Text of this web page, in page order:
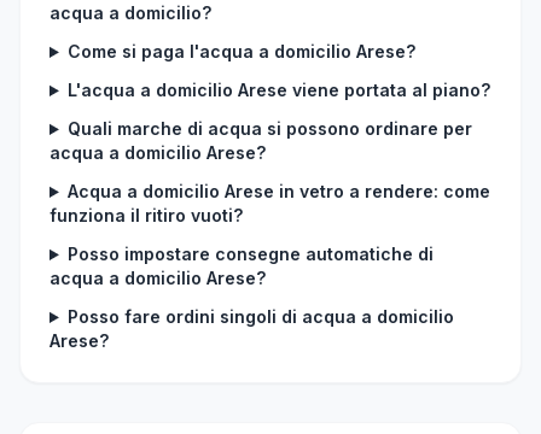
acqua a domicilio?
Come si paga l'acqua a domicilio Arese?
L'acqua a domicilio Arese viene portata al piano?
Quali marche di acqua si possono ordinare per
acqua a domicilio Arese?
Acqua a domicilio Arese in vetro a rendere: come
funziona il ritiro vuoti?
Posso impostare consegne automatiche di
acqua a domicilio Arese?
Posso fare ordini singoli di acqua a domicilio
Arese?